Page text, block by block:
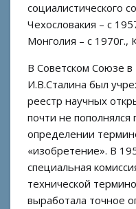
социалистического
Чехословакия – с
Монголия – с 1970г.,
В Советском Союзе в
И.В.Сталина был
реестр научных
почти не пополнялся
определении
«изобретение». В
специальная
технической
выработала точное